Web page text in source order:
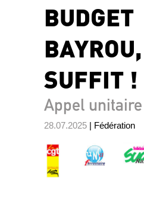
BUDGET
SUFFIT !
Appel unitaire
28.07.2025 | Fédération